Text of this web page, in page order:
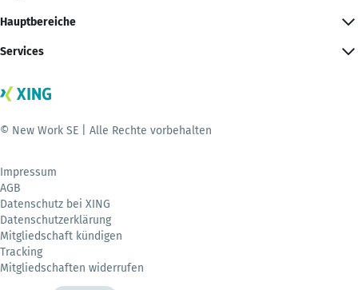
Hauptbereiche
Services
© New Work SE | Alle Rechte vorbehalten
Impressum
AGB
Datenschutz bei XING
Datenschutzerklärung
Mitgliedschaft kündigen
Tracking
Mitgliedschaften widerrufen